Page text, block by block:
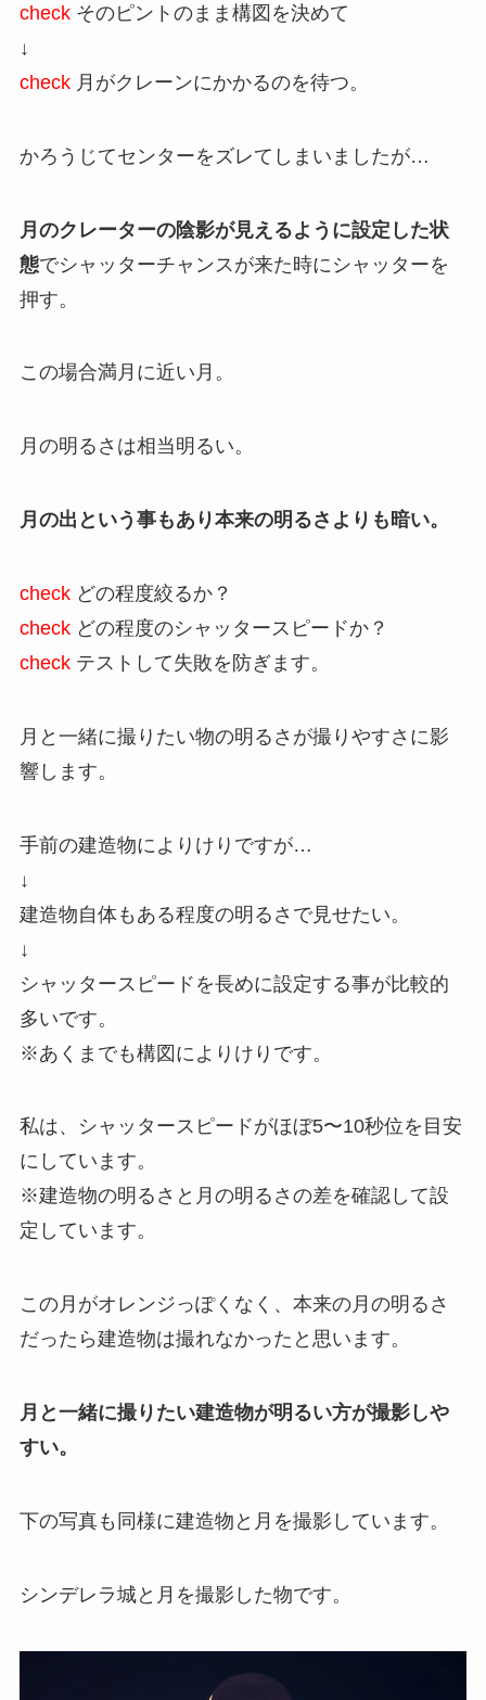
checkそのピントのまま構図を決めて
↓
check月がクレーンにかかるのを待つ。
かろうじてセンターをズレてしまいましたが…
月のクレーターの陰影が見えるように設定した状
態でシャッターチャンスが来た時にシャッターを
押す。
この場合満月に近い月。
月の明るさは相当明るい。
月の出という事もあり本来の明るさよりも暗い。
checkどの程度絞るか？
checkどの程度のシャッタースピードか？
checkテストして失敗を防ぎます。
月と一緒に撮りたい物の明るさが撮りやすさに影
響します。
手前の建造物によりけりですが…
↓
建造物自体もある程度の明るさで見せたい。
↓
シャッタースピードを長めに設定する事が比較的
多いです。
※あくまでも構図によりけりです。
私は、シャッタースピードがほぼ5〜10秒位を目安
にしています。
※建造物の明るさと月の明るさの差を確認して設
定しています。
この月がオレンジっぽくなく、本来の月の明るさ
だったら建造物は撮れなかったと思います。
月と一緒に撮りたい建造物が明るい方が撮影しや
すい。
下の写真も同様に建造物と月を撮影しています。
シンデレラ城と月を撮影した物です。